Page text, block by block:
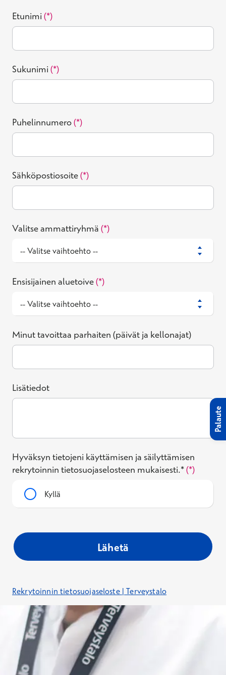
Etunimi
Sukunimi
Puhelinnumero
Sähköpostiosoite
Valitse ammattiryhmä
Ensisijainen aluetoive
Minut tavoittaa parhaiten (päivät ja kellonajat)
Lisätiedot
Hyväksyn tietojeni käyttämisen ja säilyttämisen
rekrytoinnin tietosuojaselosteen mukaisesti.*
Kyllä
Lähetä
Rekrytoinnin tietosuojaseloste | Terveystalo
Palaute